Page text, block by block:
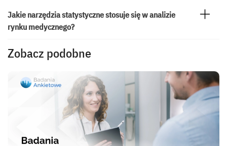
Jakie narzędzia statystyczne stosuje się w analizie
rynku medycznego?
Zobacz podobne